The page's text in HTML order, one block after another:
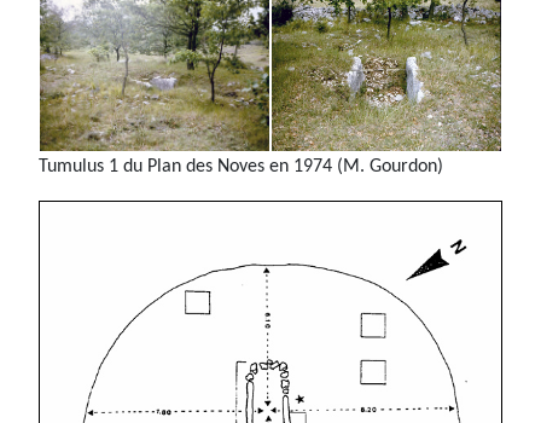
Tumulus 1 du Plan des Noves en 1974 (M. Gourdon)